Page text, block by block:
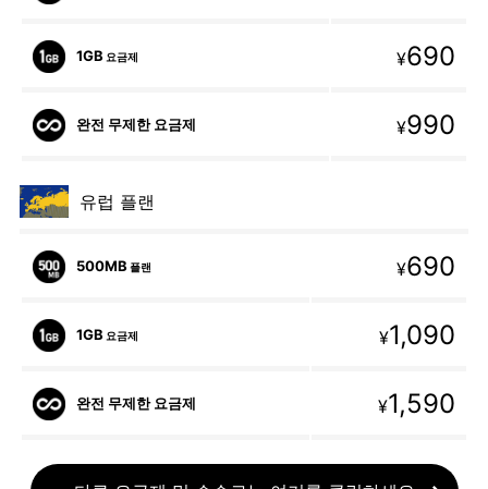
1GB 요금제 ¥690
완전 무제한 요금제 ¥990
유럽 플랜
500MB 플랜 ¥690
1GB 요금제 ¥1,090
완전 무제한 요금제 ¥1,590